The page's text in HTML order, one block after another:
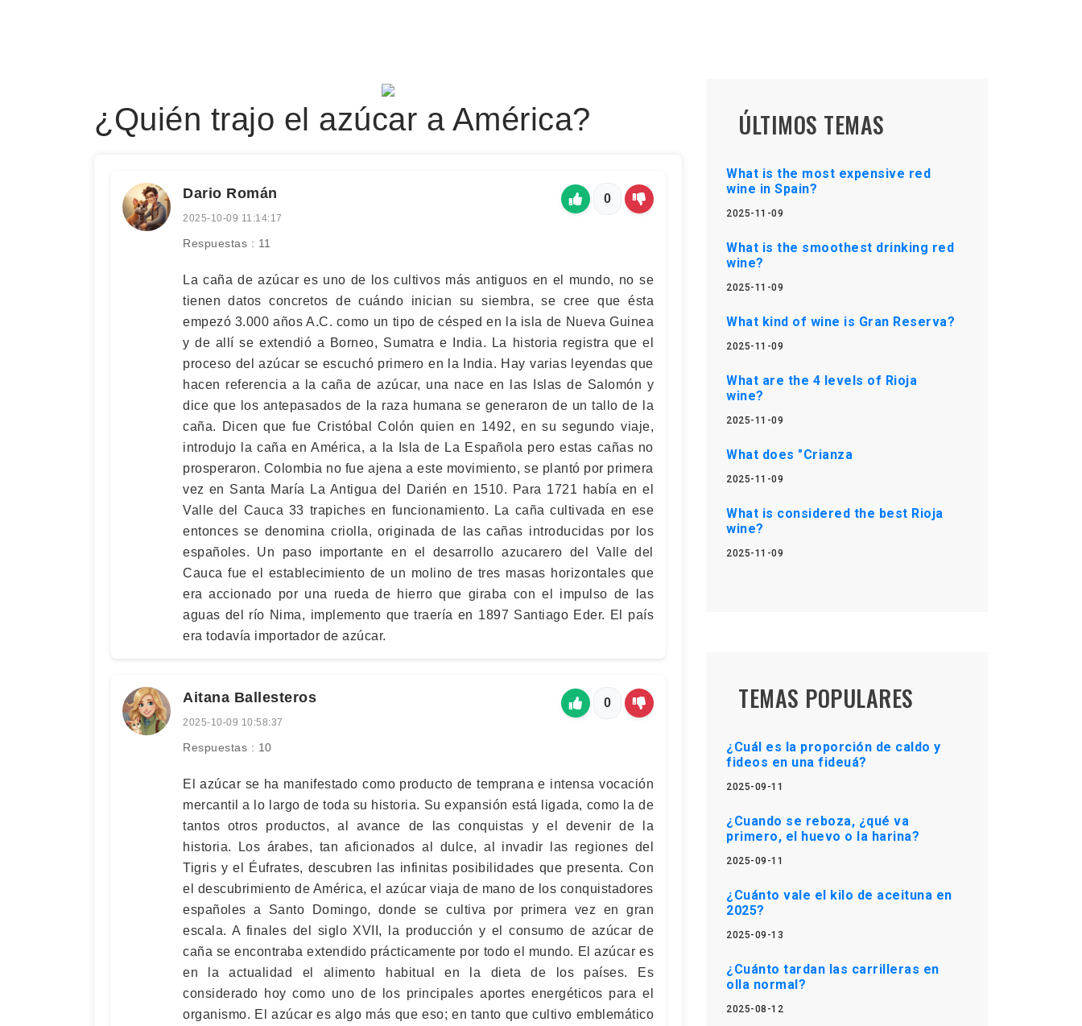
¿Quién trajo el azúcar a América?
Dario Román
2025-10-09 11:14:17
Respuestas : 11
0
La caña de azúcar es uno de los cultivos más antiguos en el mundo, no se
tienen datos concretos de cuándo inician su siembra, se cree que ésta
empezó 3.000 años A.C. como un tipo de césped en la isla de Nueva Guinea
y de allí se extendió a Borneo, Sumatra e India. La historia registra que el
proceso del azúcar se escuchó primero en la India. Hay varias leyendas que
hacen referencia a la caña de azúcar, una nace en las Islas de Salomón y
dice que los antepasados de la raza humana se generaron de un tallo de la
caña. Dicen que fue Cristóbal Colón quien en 1492, en su segundo viaje,
introdujo la caña en América, a la Isla de La Española pero estas cañas no
prosperaron. Colombia no fue ajena a este movimiento, se plantó por primera
vez en Santa María La Antigua del Darién en 1510. Para 1721 había en el
Valle del Cauca 33 trapiches en funcionamiento. La caña cultivada en ese
entonces se denomina criolla, originada de las cañas introducidas por los
españoles. Un paso importante en el desarrollo azucarero del Valle del
Cauca fue el establecimiento de un molino de tres masas horizontales que
era accionado por una rueda de hierro que giraba con el impulso de las
aguas del río Nima, implemento que traería en 1897 Santiago Eder. El país
era todavía importador de azúcar.
Aitana Ballesteros
2025-10-09 10:58:37
Respuestas : 10
0
El azúcar se ha manifestado como producto de temprana e intensa vocación
mercantil a lo largo de toda su historia. Su expansión está ligada, como la de
tantos otros productos, al avance de las conquistas y el devenir de la
historia. Los árabes, tan aficionados al dulce, al invadir las regiones del
Tigris y el Éufrates, descubren las infinitas posibilidades que presenta. Con
el descubrimiento de América, el azúcar viaja de mano de los conquistadores
españoles a Santo Domingo, donde se cultiva por primera vez en gran
escala. A finales del siglo XVII, la producción y el consumo de azúcar de
caña se encontraba extendido prácticamente por todo el mundo. El azúcar es
en la actualidad el alimento habitual en la dieta de los países. Es
considerado hoy como uno de los principales aportes energéticos para el
organismo. El azúcar es algo más que eso; en tanto que cultivo emblemático
ÚLTIMOS TEMAS
What is the most expensive red
wine in Spain?
2025-11-09
What is the smoothest drinking red
wine?
2025-11-09
What kind of wine is Gran Reserva?
2025-11-09
What are the 4 levels of Rioja
wine?
2025-11-09
What does "Crianza
2025-11-09
What is considered the best Rioja
wine?
2025-11-09
TEMAS POPULARES
¿Cuál es la proporción de caldo y
fideos en una fideuá?
2025-09-11
¿Cuando se reboza, ¿qué va
primero, el huevo o la harina?
2025-09-11
¿Cuánto vale el kilo de aceituna en
2025?
2025-09-13
¿Cuánto tardan las carrilleras en
olla normal?
2025-08-12